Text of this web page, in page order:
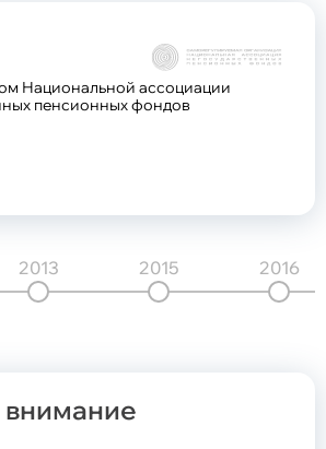
пенсионное обеспечение
Национальной ассоциации
пенсионных фондов
2013 2015 2016